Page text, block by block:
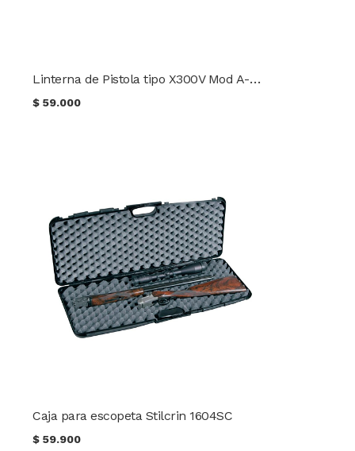
Linterna de Pistola tipo X300V Mod A-017BK
$59.000
Caja para escopeta Stilcrin 1604SC
$59.900